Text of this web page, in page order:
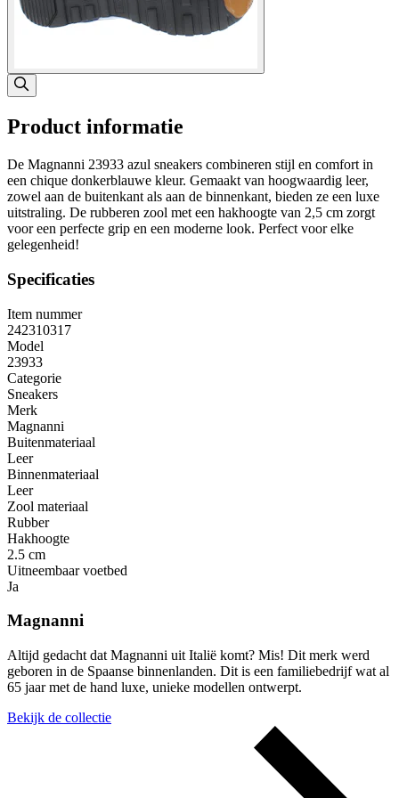
Product informatie
De Magnanni 23933 azul sneakers combineren stijl en comfort in
een chique donkerblauwe kleur. Gemaakt van hoogwaardig leer,
zowel aan de buitenkant als aan de binnenkant, bieden ze een luxe
uitstraling. De rubberen zool met een hakhoogte van 2,5 cm zorgt
voor een perfecte grip en een moderne look. Perfect voor elke
gelegenheid!
Specificaties
Item nummer
242310317
Model
23933
Categorie
Sneakers
Merk
Magnanni
Buitenmateriaal
Leer
Binnenmateriaal
Leer
Zool materiaal
Rubber
Hakhoogte
2.5 cm
Uitneembaar voetbed
Ja
Magnanni
Altijd gedacht dat Magnanni uit Italië komt? Mis! Dit merk werd
geboren in de Spaanse binnenlanden. Dit is een familiebedrijf wat al
65 jaar met de hand luxe, unieke modellen ontwerpt.
Bekijk de collectie